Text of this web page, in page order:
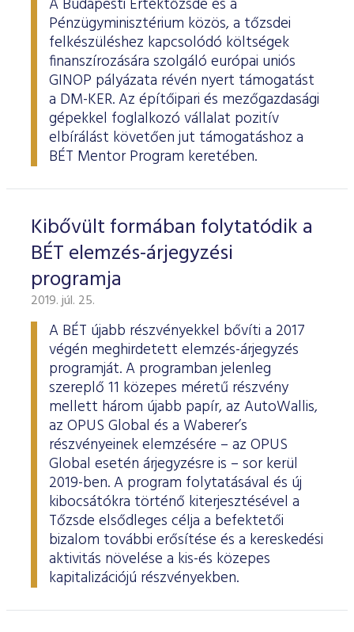
A Budapesti Értéktőzsde és a
Pénzügyminisztérium közös, a tőzsdei
felkészüléshez kapcsolódó költségek
finanszírozására szolgáló európai uniós
GINOP pályázata révén nyert támogatást
a DM-KER. Az építőipari és mezőgazdasági
gépekkel foglalkozó vállalat pozitív
elbírálást követően jut támogatáshoz a
BÉT Mentor Program keretében.
Kibővült formában folytatódik a
BÉT elemzés-árjegyzési
programja
2019. júl. 25.
A BÉT újabb részvényekkel bővíti a 2017
végén meghirdetett elemzés-árjegyzés
programját. A programban jelenleg
szereplő 11 közepes méretű részvény
mellett három újabb papír, az AutoWallis,
az OPUS Global és a Waberer’s
részvényeinek elemzésére – az OPUS
Global esetén árjegyzésre is – sor kerül
2019-ben. A program folytatásával és új
kibocsátókra történő kiterjesztésével a
Tőzsde elsődleges célja a befektetői
bizalom további erősítése és a kereskedési
aktivitás növelése a kis-és közepes
kapitalizációjú részvényekben.